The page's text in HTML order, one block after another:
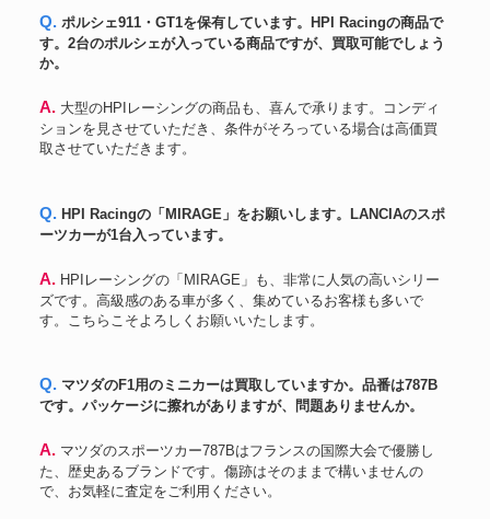
Q. ポルシェ911・GT1を保有しています。HPI Racingの商品で
す。2台のポルシェが入っている商品ですが、買取可能でしょう
か。
A. 大型のHPIレーシングの商品も、喜んで承ります。コンディ
ションを見させていただき、条件がそろっている場合は高価買
取させていただきます。
Q. HPI Racingの「MIRAGE」をお願いします。LANCIAのスポ
ーツカーが1台入っています。
A. HPIレーシングの「MIRAGE」も、非常に人気の高いシリー
ズです。高級感のある車が多く、集めているお客様も多いで
す。こちらこそよろしくお願いいたします。
Q. マツダのF1用のミニカーは買取していますか。品番は787B
です。パッケージに擦れがありますが、問題ありませんか。
A. マツダのスポーツカー787Bはフランスの国際大会で優勝し
た、歴史あるブランドです。傷跡はそのままで構いませんの
で、お気軽に査定をご利用ください。